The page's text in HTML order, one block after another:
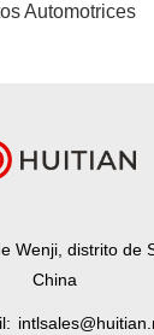
Automotrices
Wenji, distrito de
China